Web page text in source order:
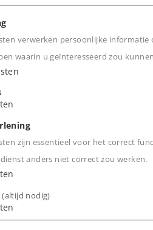
frontsein en twee rode
in het machinistenhuis.
model.
details.
met uitgebreide licht-
verwerken persoonlijke
waarin u geïnteresseerd zou
zijn essentieel voor het correct
anders niet correct zou werken.
(altijd nodig)